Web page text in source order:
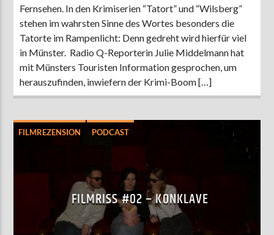
Fernsehen. In den Krimiserien “Tatort” und “Wilsberg”
stehen im wahrsten Sinne des Wortes besonders die
Tatorte im Rampenlicht: Denn gedreht wird hierfür viel
in Münster. Radio Q-Reporterin Julie Middelmann hat
mit Münsters Touristen Information gesprochen, um
herauszufinden, inwiefern der Krimi-Boom […]
FILMREZENSION PODCAST
FILMRISS #02 – KONKLAVE